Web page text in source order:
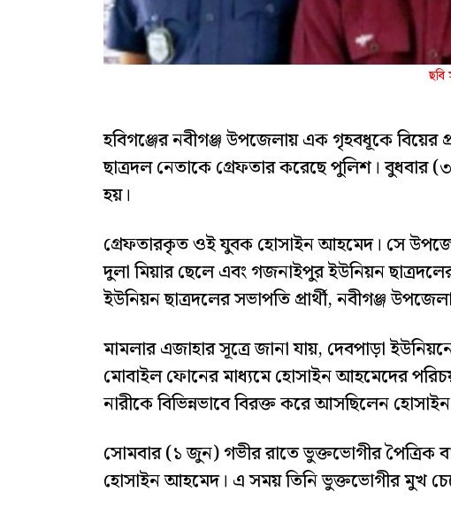
ছবি
হবিগঞ্জের নবীগঞ্জ উপজেলায় এক গৃহবধূকে
ছাত্রদল নেতাকে গ্রেফতার করেছে পুলিশ। বুধবার
হয়।
গ্রেফতারকৃত ওই যুবক হোসাইন আহমেদ। সে
দুলা মিয়ার ছেলে এবং গজনাইপুর ইউনিয়ন
ইউনিয়ন ছাত্রদলের সভাপতি প্রার্থী, নবীগঞ্জ
মামলার এজাহার সূত্রে জানা যায়, দেবপাড়া
মোবাইল ফোনের মাধ্যমে হোসাইন আহমেদের
নারীকে বিভিন্নভাবে বিরক্ত করে আসছিলেন
সোমবার (১ জুন) গভীর রাতে ভুক্তভোগীর পৈত্রিক
হোসাইন আহমেদ। এ সময় তিনি ভুক্তভোগীর মুখ